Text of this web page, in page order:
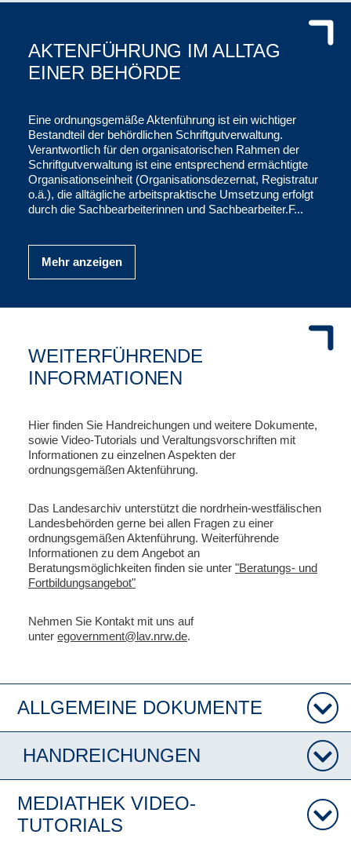
AKTENFÜHRUNG IM ALLTAG
EINER BEHÖRDE
Eine ordnungsgemäße Aktenführung ist ein wichtiger
Bestandteil der behördlichen Schriftgutverwaltung.
Verantwortlich für den organisatorischen Rahmen der
Schriftgutverwaltung ist eine entsprechend ermächtigte
Organisationseinheit (Organisationsdezernat, Registratur
o.ä.), die alltägliche arbeitspraktische Umsetzung erfolgt
durch die Sachbearbeiterinnen und Sachbearbeiter.F...
Mehr anzeigen
WEITERFÜHRENDE
INFORMATIONEN
Hier finden Sie Handreichungen und weitere Dokumente,
sowie Video-Tutorials und Veraltungsvorschriften mit
Informationen zu einzelnen Aspekten der
ordnungsgemäßen Aktenführung.
Das Landesarchiv unterstützt die nordrhein-westfälischen
Landesbehörden gerne bei allen Fragen zu einer
ordnungsgemäßen Aktenführung. Weiterführende
Informationen zu dem Angebot an
Beratungsmöglichkeiten finden sie unter "Beratungs- und
Fortbildungsangebot"
Nehmen Sie Kontakt mit uns auf
unter egovernment@lav.nrw.de.
ALLGEMEINE DOKUMENTE
HANDREICHUNGEN
MEDIATHEK VIDEO-
TUTORIALS